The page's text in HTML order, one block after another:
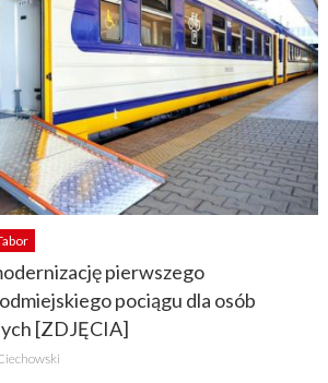
pierwszego
pociągu dla osób
[ZDJĘCIA]